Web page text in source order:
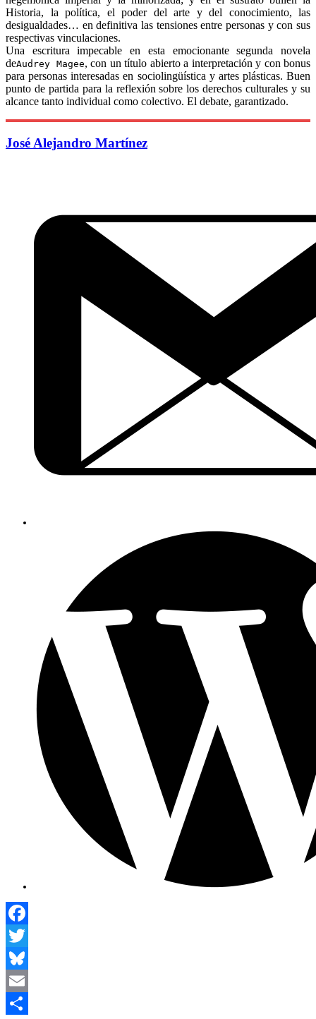
Historia, la política, el poder del arte y del conocimiento, las
desigualdades… en definitiva las tensiones entre personas y con sus
respectivas vinculaciones.
Una escritura impecable en esta emocionante segunda novela
deAudrey Magee, con un título abierto a interpretación y con bonus
para personas interesadas en sociolingüística y artes plásticas. Buen
punto de partida para la reflexión sobre los derechos culturales y su
alcance tanto individual como colectivo. El debate, garantizado.
José Alejandro Martínez
Facebook
Twitter
Bluesky
Email